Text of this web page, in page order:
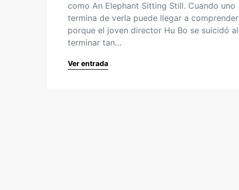
como An Elephant Sitting Still. Cuando uno
termina de verla puede llegar a comprender
porque el joven director Hu Bo se suicidó al
terminar tan…
Ver entrada